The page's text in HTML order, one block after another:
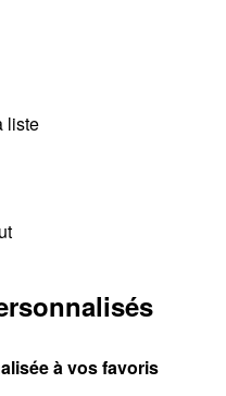
liste
à vos favoris